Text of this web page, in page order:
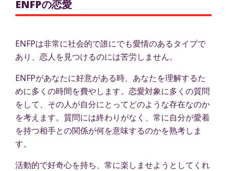
ENFPの恋愛
ENFPは非常に社会的で誰にでも愛情のあるタイプで
あり、恋人を見つけるのには苦労しません。
ENFPがあなたに好意がある時、あなたを理解するた
めに多くの時間を費やします。恋愛対象に多くの質問
をして、その人が自分にとってどのような存在なのか
を考えます。質問には終わりがなく、常に自分が愛着
を持つ相手との関係が何を意味するのかを熟考しま
す。
活動的で好奇心を持ち、常に楽しませようとしてくれ